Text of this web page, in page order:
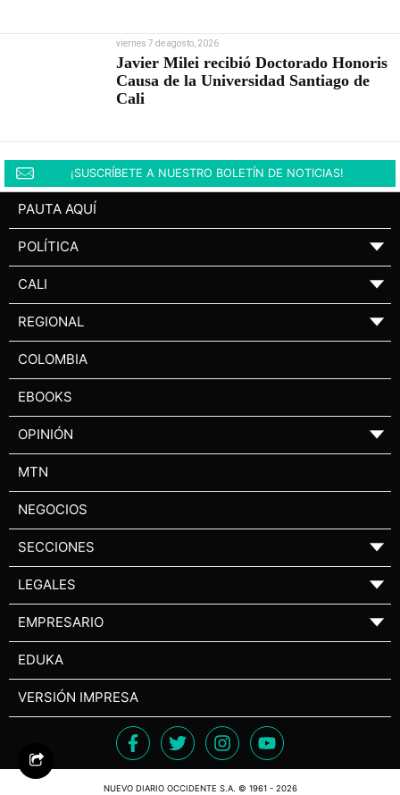
viernes 7 de agosto, 2026
Javier Milei recibió Doctorado Honoris
Causa de la Universidad Santiago de
Cali
¡SUSCRÍBETE A NUESTRO BOLETÍN DE NOTICIAS!
PAUTA AQUÍ
POLÍTICA ▼
CALI ▼
REGIONAL ▼
COLOMBIA
EBOOKS
OPINIÓN ▼
MTN
NEGOCIOS
SECCIONES ▼
LEGALES ▼
EMPRESARIO ▼
EDUKA
VERSIÓN IMPRESA
NUEVO DIARIO OCCIDENTE S.A. © 1961 - 2026